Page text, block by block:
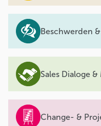
Beschwerden
Sales Dialoge
Change- &